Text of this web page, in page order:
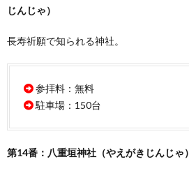
じんじゃ）
長寿祈願で知られる神社。
参拝料：無料
駐車場：150台
第14番：八重垣神社（やえがきじんじゃ）